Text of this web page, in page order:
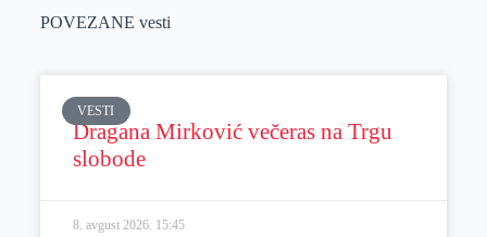
POVEZANE vesti
VESTI
Dragana Mirković večeras na Trgu
slobode
8. avgust 2026. 15:45